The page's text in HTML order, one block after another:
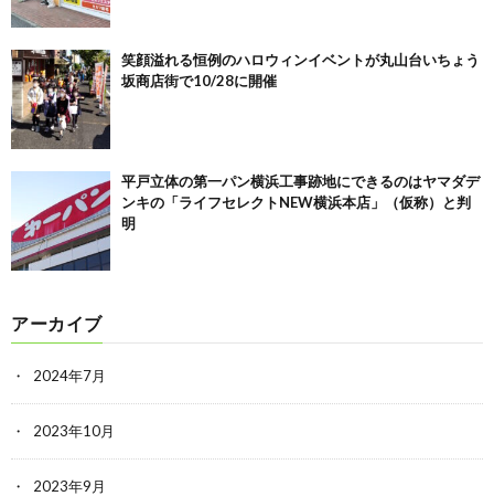
笑顔溢れる恒例のハロウィンイベントが丸山台いちょう
坂商店街で10/28に開催
平戸立体の第一パン横浜工事跡地にできるのはヤマダデ
ンキの「ライフセレクトNEW横浜本店」（仮称）と判
明
アーカイブ
2024年7月
2023年10月
2023年9月